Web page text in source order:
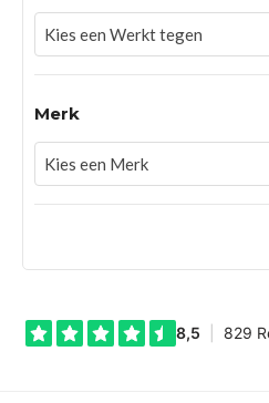
Kies een Werkt tegen
Merk
Kies een Merk